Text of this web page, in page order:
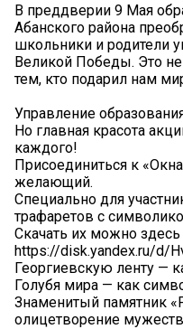
В преддверии 9 Мая
Абанского района
школьники и родители
Великой Победы. Это не
тем, кто подарил нам
Управление
Но главная красота
каждого!
Присоединиться к
желающий.
Специально для
трафаретов с
Скачать их можно здесь
https://disk.yandex.ru/d/
Георгиевскую ленту —
Голубя мира — как
Знаменитый памятник
олицетворение